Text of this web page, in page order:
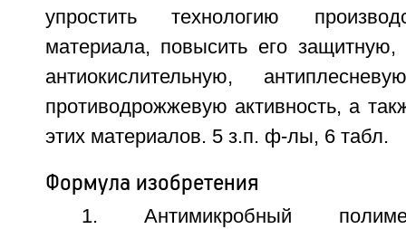
упростить технологию
материала, повысить его защитную,
антиокислительную,
противодрожжевую активность, а
этих материалов. 5 з.п. ф-лы, 6 табл.
Формула изобретения
1. Антимикробный